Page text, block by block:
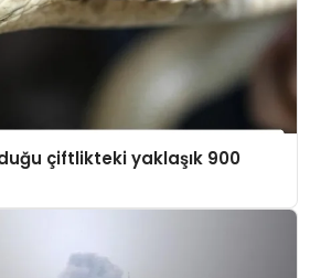
çiftlikteki yaklaşık 900